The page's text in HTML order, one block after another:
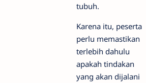
tubuh.
Karena itu, peserta
perlu memastikan
terlebih dahulu
apakah tindakan
yang akan dijalani